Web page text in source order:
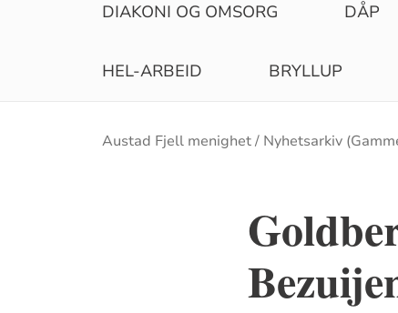
DIAKONI OG OMSORG DÅP
HEL-ARBEID BRYLLUP
Brødsmulesti
Austad Fjell menighet Nyhetsarkiv